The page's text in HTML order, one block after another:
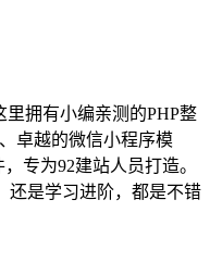
拥有小编亲测的PHP整
卓越的微信小程序模
专为92建站人员打造。
还是学习进阶，都是不错